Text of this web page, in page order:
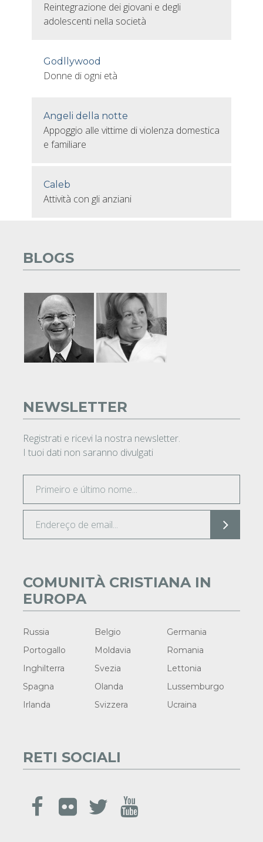
Reintegrazione dei giovani e degli
adolescenti nella società
Godllywood
Donne di ogni età
Angeli della notte
Appoggio alle vittime di violenza domestica
e familiare
Caleb
Attività con gli anziani
BLOGS
NEWSLETTER
Registrati e ricevi la nostra newsletter.
I tuoi dati non saranno divulgati
COMUNITÀ CRISTIANA IN
EUROPA
Russia Belgio
Germania
Portogallo
Moldavia
Romania
Inghilterra
Svezia
Lettonia
Spagna
Olanda
Lussemburgo
Irlanda
Svizzera Ucraina
RETI SOCIALI